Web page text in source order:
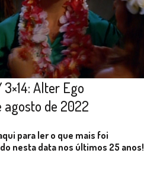
3×14: Alter Ego
agosto de 2022
para ler o que mais foi
nesta data nos últimos 25 anos!